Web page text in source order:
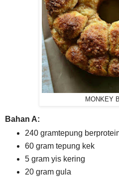
MONKEY
Bahan A:
240 gramtepung
60 gram tepung kek
5 gram yis kering
20 gram gula